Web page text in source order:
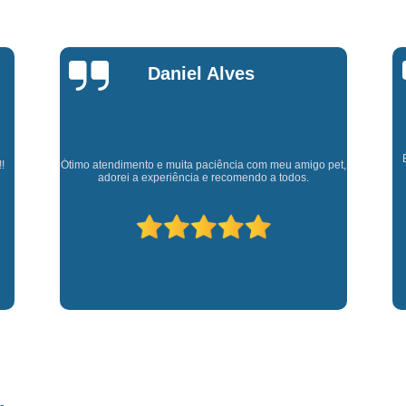
Microchipagem em Cachorros
Microchipagem
Ozonioterapia em Cães
Ozonioterapia para Cachorro
Ozonioterapia para Cachorro São
Vacina Antirrábica para
Marly Rosa
Experiência muito boa, trata meus animaizinhos super
bem além de ter ótimos doutores que estão sempre
disponíveis para retirar dúvidas.